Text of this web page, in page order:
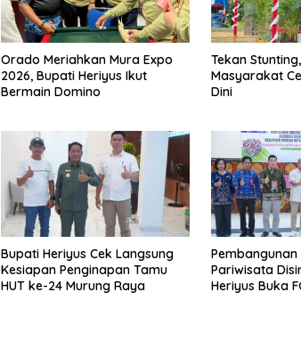
Orado Meriahkan Mura Expo
2026, Bupati Heriyus Ikut
Bermain Domino
Tekan
Masyarakat
Dini
Bupati Heriyus Cek Langsung
Kesiapan Penginapan Tamu
HUT ke-24 Murung Raya
Pariwisata
Heriyus Buka